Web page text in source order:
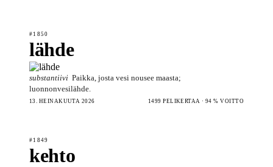
#1850
lähde
substantiivi Paikka, josta vesi nousee maasta;
luonnonvesilähde.
13. HEINÄKUUTA 2026 1499 PELIKERTAA · 94 % VOITTO
#1849
kehto